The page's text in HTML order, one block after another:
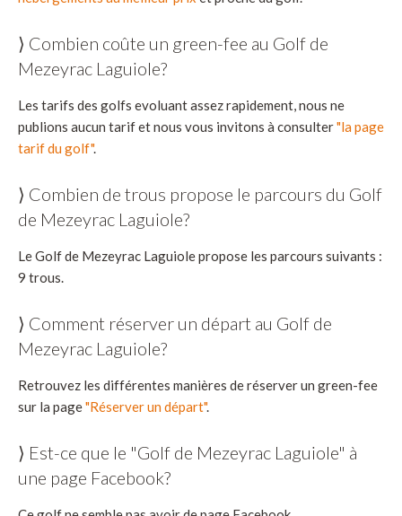
⟩ Combien coûte un green-fee au Golf de
Mezeyrac Laguiole?
Les tarifs des golfs evoluant assez rapidement, nous ne
publions aucun tarif et nous vous invitons à consulter"la page
tarif du golf".
⟩ Combien de trous propose le parcours du Golf
de Mezeyrac Laguiole?
Le Golf de Mezeyrac Laguiole propose les parcours suivants :
9 trous.
⟩ Comment réserver un départ au Golf de
Mezeyrac Laguiole?
Retrouvez les différentes manières de réserver un green-fee
sur la page"Réserver un départ".
⟩ Est-ce que le "Golf de Mezeyrac Laguiole" à
une page Facebook?